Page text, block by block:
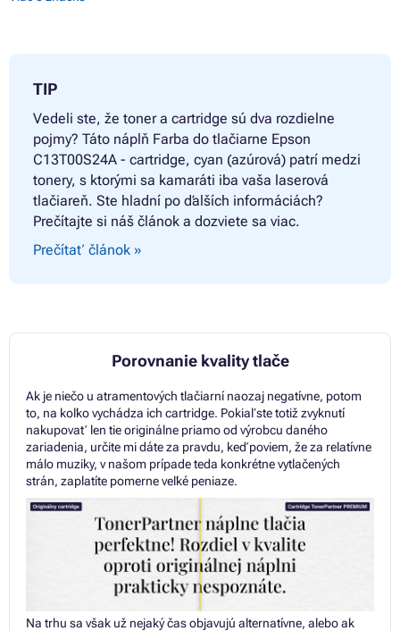
TIP
Vedeli ste, že toner a cartridge sú dva rozdielne
pojmy? Táto náplň Farba do tlačiarne Epson
C13T00S24A - cartridge, cyan (azúrová) patrí medzi
tonery, s ktorými sa kamaráti iba vaša laserová
tlačiareň. Ste hladní po ďalších informáciách?
Prečítajte si náš článok a dozviete sa viac.
Prečítať článok »
Porovnanie kvality tlače
Ak je niečo u atramentových tlačiarní naozaj negatívne, potom
to, na koľko vychádza ich cartridge. Pokiaľ ste totiž zvyknutí
nakupovať len tie originálne priamo od výrobcu daného
zariadenia, určite mi dáte za pravdu, keď poviem, že za relatívne
málo muziky, v našom prípade teda konkrétne vytlačených
strán, zaplatíte pomerne veľké peniaze.
Na trhu sa však už nejaký čas objavujú alternatívne, alebo ak